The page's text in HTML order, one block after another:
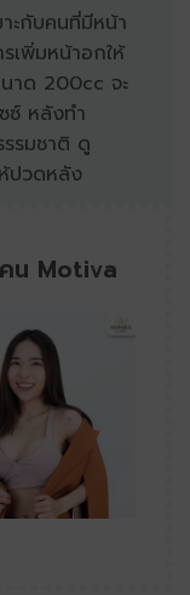
บคนที่มีหน้า
เพิ่มหน้าอกให้
าด 200cc จะ
ซ์ หลังทำ
รรมชาติ ดู
ปวดหลัง
น Motiva